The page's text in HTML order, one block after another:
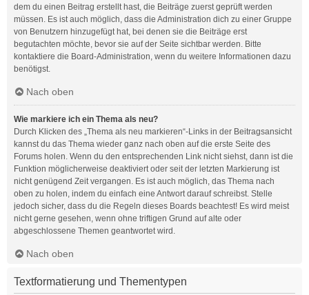
dem du einen Beitrag erstellt hast, die Beiträge zuerst geprüft werden
müssen. Es ist auch möglich, dass die Administration dich zu einer Gruppe
von Benutzern hinzugefügt hat, bei denen sie die Beiträge erst
begutachten möchte, bevor sie auf der Seite sichtbar werden. Bitte
kontaktiere die Board-Administration, wenn du weitere Informationen dazu
benötigst.
Nach oben
Wie markiere ich ein Thema als neu?
Durch Klicken des „Thema als neu markieren“-Links in der Beitragsansicht
kannst du das Thema wieder ganz nach oben auf die erste Seite des
Forums holen. Wenn du den entsprechenden Link nicht siehst, dann ist die
Funktion möglicherweise deaktiviert oder seit der letzten Markierung ist
nicht genügend Zeit vergangen. Es ist auch möglich, das Thema nach
oben zu holen, indem du einfach eine Antwort darauf schreibst. Stelle
jedoch sicher, dass du die Regeln dieses Boards beachtest! Es wird meist
nicht gerne gesehen, wenn ohne triftigen Grund auf alte oder
abgeschlossene Themen geantwortet wird.
Nach oben
Textformatierung und Thementypen